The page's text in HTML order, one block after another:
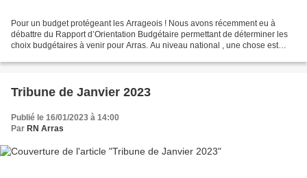
Pour un budget protégeant les Arrageois ! Nous avons récemment eu à
débattre du Rapport d’Orientation Budgétaire permettant de déterminer les
choix budgétaires à venir pour Arras. Au niveau national , une chose est
Tribune de Janvier 2023
Publié le 16/01/2023 à 14:00
Par RN Arras